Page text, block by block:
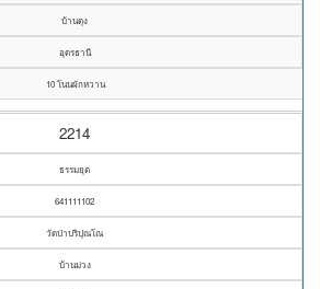
บ้านดุง
อุดรธานี
10 โนนผักหวาน
2214
ธรรมยุต
641111102
วัดป่าปริปุณโณ
บ้านม่วง